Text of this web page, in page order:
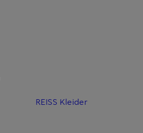
REISS Kleider